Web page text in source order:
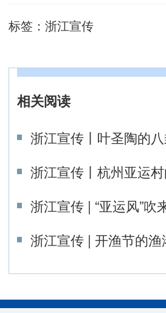
标签： 浙江宣传
相关阅读
浙江宣传丨叶圣陶的
浙江宣传丨杭州亚运村
浙江宣传 | “亚运风”吹
浙江宣传 | 开渔节的渔